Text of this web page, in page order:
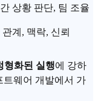
상황 판단, 팀 조율
관계, 맥락, 신뢰
형화된 실행에 강하
트웨어 개발에서 가